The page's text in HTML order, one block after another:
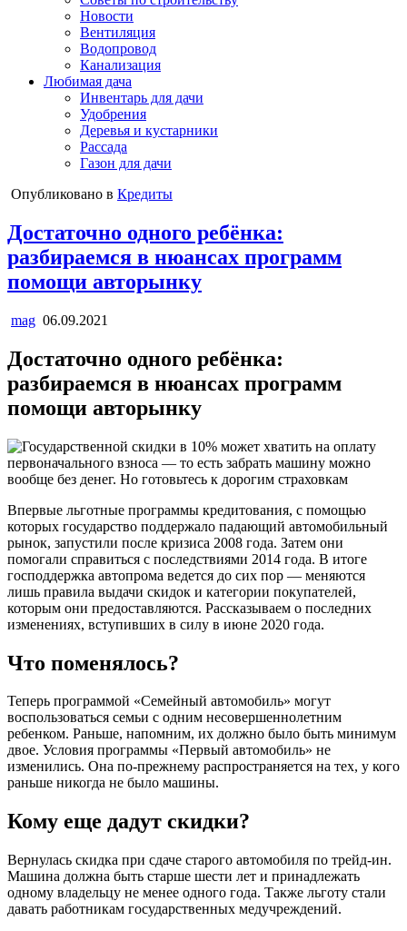
Новости
Вентиляция
Водопровод
Канализация
Любимая дача
Инвентарь для дачи
Удобрения
Деревья и кустарники
Рассада
Газон для дачи
Опубликовано в Кредиты
Достаточно одного ребёнка:
разбираемся в нюансах программ
помощи авторынку
mag 06.09.2021
Достаточно одного ребёнка:
разбираемся в нюансах программ
помощи авторынку
Впервые льготные программы кредитования, с помощью
которых государство поддержало падающий автомобильный
рынок, запустили после кризиса 2008 года. Затем они
помогали справиться с последствиями 2014 года. В итоге
господдержка автопрома ведется до сих пор — меняются
лишь правила выдачи скидок и категории покупателей,
которым они предоставляются. Рассказываем о последних
изменениях, вступивших в силу в июне 2020 года.
Что поменялось?
Теперь программой «Семейный автомобиль» могут
воспользоваться семьи с одним несовершеннолетним
ребенком. Раньше, напомним, их должно было быть минимум
двое. Условия программы «Первый автомобиль» не
изменились. Она по-прежнему распространяется на тех, у кого
раньше никогда не было машины.
Кому еще дадут скидки?
Вернулась скидка при сдаче старого автомобиля по трейд-ин.
Машина должна быть старше шести лет и принадлежать
одному владельцу не менее одного года. Также льготу стали
давать работникам государственных медучреждений.